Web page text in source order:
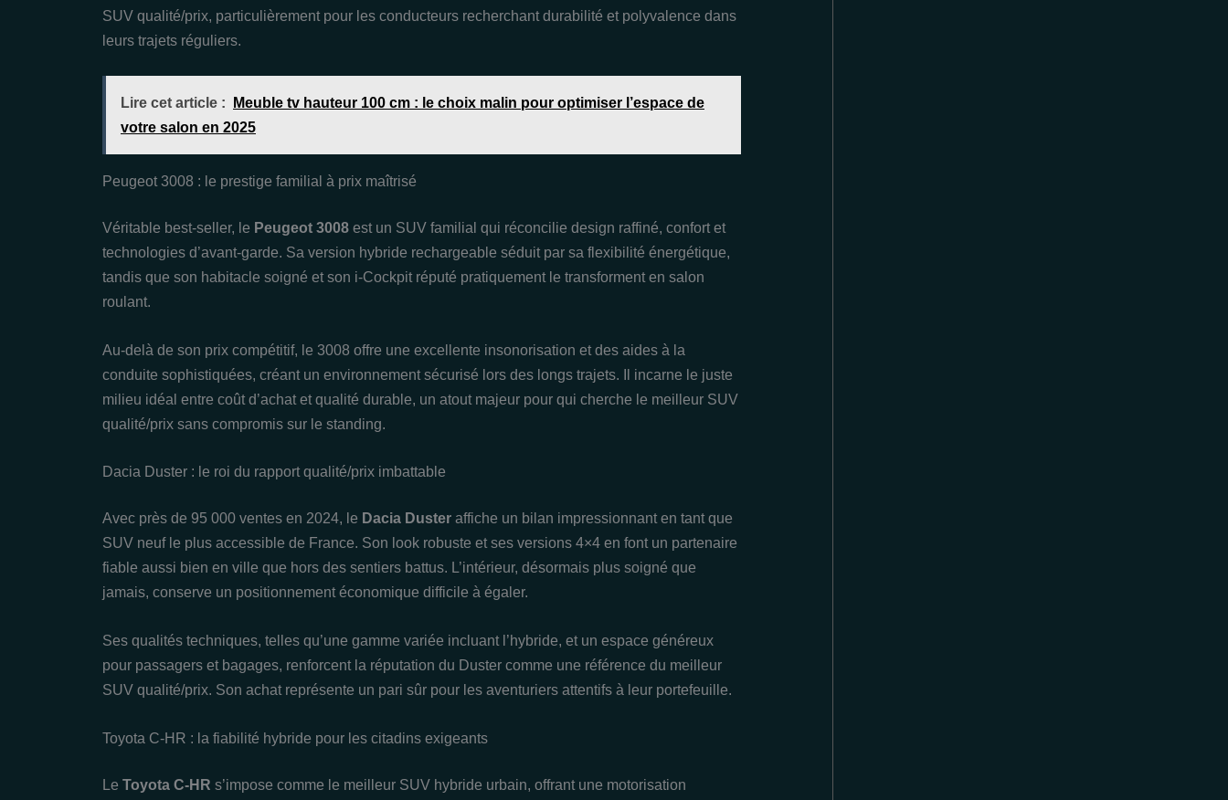
SUV qualité/prix, particulièrement pour les conducteurs recherchant durabilité et polyvalence dans
leurs trajets réguliers.
Lire cet article :
Meuble tv hauteur 100 cm : le choix malin pour optimiser l’espace de
votre salon en 2025
Peugeot 3008 : le prestige familial à prix maîtrisé
Véritable best-seller, le Peugeot 3008 est un SUV familial qui réconcilie design raffiné, confort et
technologies d’avant-garde. Sa version hybride rechargeable séduit par sa flexibilité énergétique,
tandis que son habitacle soigné et son i-Cockpit réputé pratiquement le transforment en salon
roulant.
Au-delà de son prix compétitif, le 3008 offre une excellente insonorisation et des aides à la
conduite sophistiquées, créant un environnement sécurisé lors des longs trajets. Il incarne le juste
milieu idéal entre coût d’achat et qualité durable, un atout majeur pour qui cherche le meilleur SUV
qualité/prix sans compromis sur le standing.
Dacia Duster : le roi du rapport qualité/prix imbattable
Avec près de 95 000 ventes en 2024, le Dacia Duster affiche un bilan impressionnant en tant que
SUV neuf le plus accessible de France. Son look robuste et ses versions 4×4 en font un partenaire
fiable aussi bien en ville que hors des sentiers battus. L’intérieur, désormais plus soigné que
jamais, conserve un positionnement économique difficile à égaler.
Ses qualités techniques, telles qu’une gamme variée incluant l’hybride, et un espace généreux
pour passagers et bagages, renforcent la réputation du Duster comme une référence du meilleur
SUV qualité/prix. Son achat représente un pari sûr pour les aventuriers attentifs à leur portefeuille.
Toyota C-HR : la fiabilité hybride pour les citadins exigeants
Le Toyota C-HR s’impose comme le meilleur SUV hybride urbain, offrant une motorisation